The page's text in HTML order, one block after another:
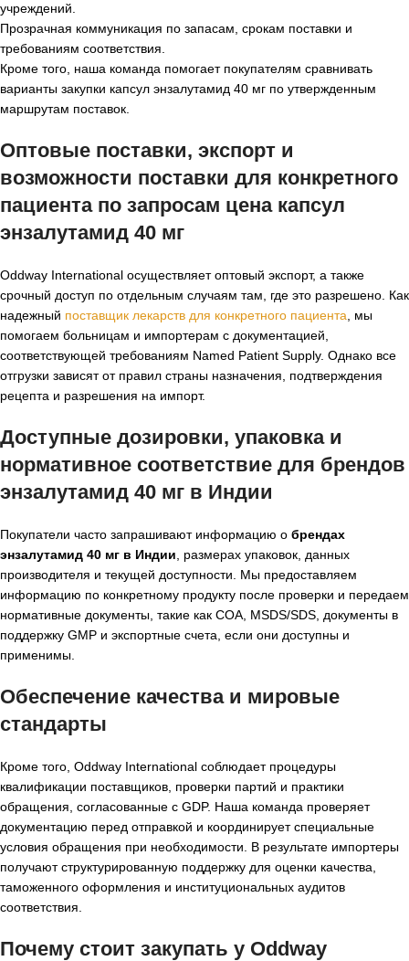
учреждений.
Прозрачная коммуникация по запасам, срокам поставки и
требованиям соответствия.
Кроме того, наша команда помогает покупателям сравнивать
варианты закупки капсул энзалутамид 40 мг по утвержденным
маршрутам поставок.
Оптовые поставки, экспорт и
возможности поставки для конкретного
пациента по запросам цена капсул
энзалутамид 40 мг
Oddway International осуществляет оптовый экспорт, а также
срочный доступ по отдельным случаям там, где это разрешено. Как
надежный поставщик лекарств для конкретного пациента , мы
помогаем больницам и импортерам с документацией,
соответствующей требованиям Named Patient Supply. Однако все
отгрузки зависят от правил страны назначения, подтверждения
рецепта и разрешения на импорт.
Доступные дозировки, упаковка и
нормативное соответствие для брендов
энзалутамид 40 мг в Индии
Покупатели часто запрашивают информацию о брендах
энзалутамид 40 мг в Индии , размерах упаковок, данных
производителя и текущей доступности. Мы предоставляем
информацию по конкретному продукту после проверки и передаем
нормативные документы, такие как COA, MSDS/SDS, документы в
поддержку GMP и экспортные счета, если они доступны и
применимы.
Обеспечение качества и мировые
стандарты
Кроме того, Oddway International соблюдает процедуры
квалификации поставщиков, проверки партий и практики
обращения, согласованные с GDP. Наша команда проверяет
документацию перед отправкой и координирует специальные
условия обращения при необходимости. В результате импортеры
получают структурированную поддержку для оценки качества,
таможенного оформления и институциональных аудитов
соответствия.
Почему стоит закупать у Oddway